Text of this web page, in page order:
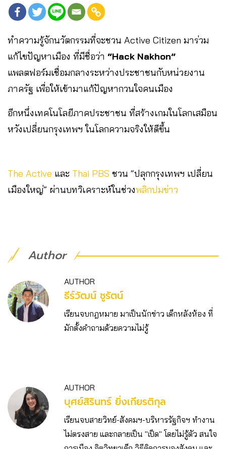
ทำความรู้จักนวัตกรรมที่จะชวน Active Citizen มาร่วม
แก้ไขปัญหาเมือง ที่มีชื่อว่า “Hack Nakhon”
แพลตฟอร์มเชื่อมกลางระหว่างประชาชนกับหน่วยงาน
ภาครัฐ เพื่อให้เข้ามาแก้ปัญหากวนใจคนเมือง
อีกหนึ่งเทคโนโลยีภาคประชาชน ที่สร้างเกมในโลกเสมือน
หวังเปลี่ยนกรุงเทพฯ ในโลกความจริงให้ดีขึ้น
The Active และ Thai PBS ชวน “ปลุกกรุงเทพฯ เปลี่ยน
เมืองใหญ่” ผ่านบทวิเคราะห์ในช่วงพลิกปมข่าว
Author
AUTHOR
ธีร์วัฒน์ ชูรัตน์
เรียนจบกฎหมาย มาเป็นนักข่าว เด็กหลังห้อง ที่
มักตั้งคำถามด้วยความไม่รู้
AUTHOR
บุศย์สิรินทร์ ยิ่งเกียรติกุล
เรียนจบสายวิทย์-สังคมฯ-บริหารรัฐกิจฯ ทำงาน
ไม่ตรงสาย และกลายเป็น "เป็ด" โดยไม่รู้ตัว สนใจ